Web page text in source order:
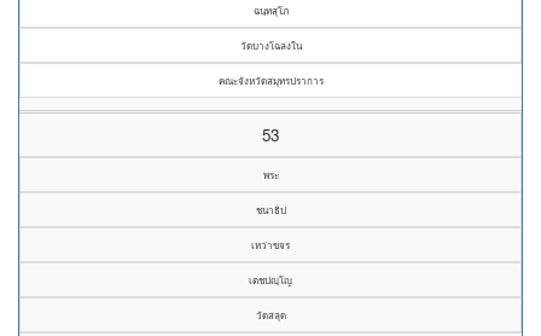
ฉนฺทสุโภ
วัดบางโฉลงใน
คณะจังหวัดสมุทรปราการ
53
พระ
ชนาธิป
เหว่าขจร
เตชปญฺโญ
วัดสลุด